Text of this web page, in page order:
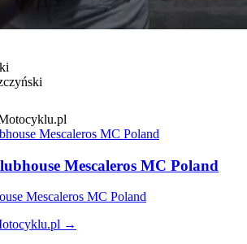
Mescaleros MC Poland
Mescaleros MC Poland
→